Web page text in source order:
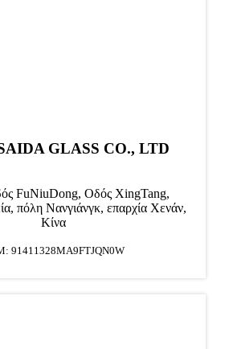
GLASS CO., LTD
FuNiuDong, Οδός XingTang,
πόλη Νανγιάνγκ, επαρχία Χενάν,
Κίνα
91411328MA9FTJQN0W